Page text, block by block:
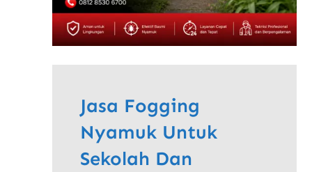
Jasa Fogging
Nyamuk Untuk
Sekolah Dan